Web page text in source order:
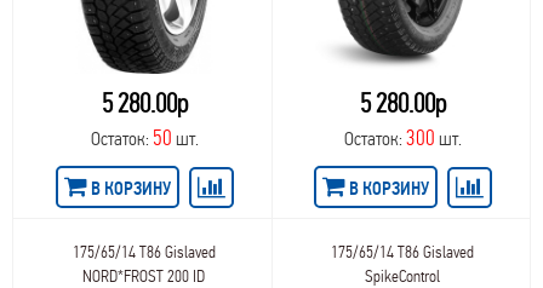
5 280.00р
Остаток: 50 шт.
В КОРЗИНУ
5 280.00р
Остаток:300 шт.
В КОРЗИНУ
175/65/14 T86 Gislaved
NORD*FROST 200 ID
175/65/14 T86 Gislaved
SpikeControl